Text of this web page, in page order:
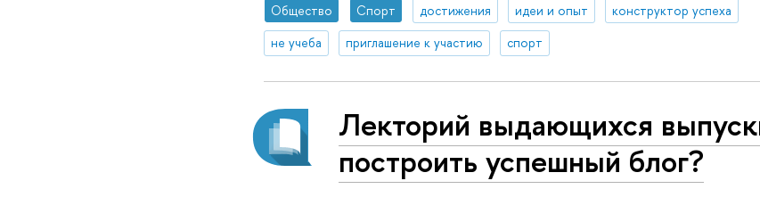
Общество Спорт достижения идеи и опыт
конструктор успеха
не учеба
приглашение к участию спорт
Лекторий выдающихся
построить успешный блог?